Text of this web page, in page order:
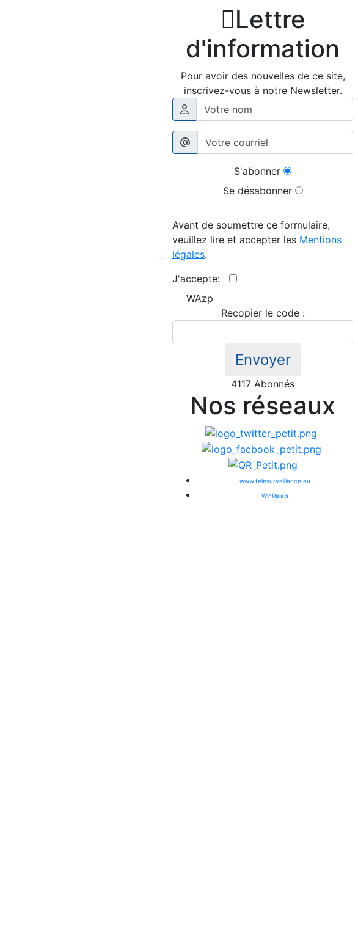
Lettre
d'information
Pour avoir des nouvelles de ce site,
inscrivez-vous à notre Newsletter.
S'abonner
Se désabonner
Avant de soumettre ce formulaire,
veuillez lire et accepter les Mentions
légales.
J'accepte:
WAzp
Recopier le code :
Envoyer
4117 Abonnés
Nos réseaux
www.telesurveillance.eu
WinRelais